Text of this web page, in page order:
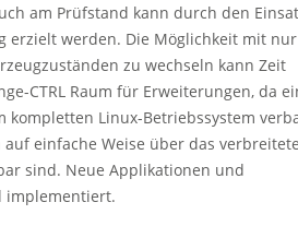
am Prüfstand kann durch den
erzielt werden. Die Möglichkeit mit nur
zu wechseln kann Zeit
CTRL Raum für Erweiterungen, da
kompletten Linux-Betriebssystem
einfache Weise über das
sind. Neue Applikationen und
implementiert.